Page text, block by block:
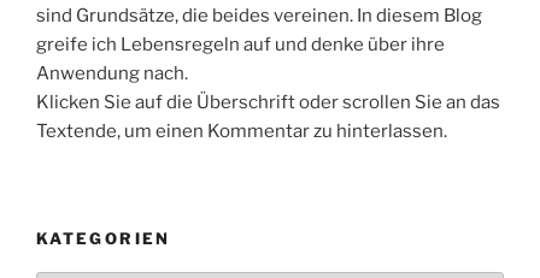
sind Grundsätze, die beides vereinen. In diesem Blog
greife ich Lebensregeln auf und denke über ihre
Anwendung nach.
Klicken Sie auf die Überschrift oder scrollen Sie an das
Textende, um einen Kommentar zu hinterlassen.
KATEGORIEN